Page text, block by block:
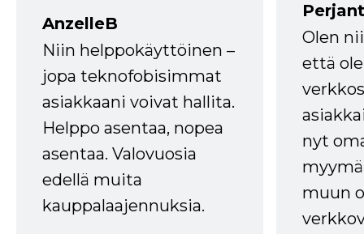
AnzelleB
Niin helppokäyttöinen –
jopa teknofobisimmat
asiakkaani voivat hallita.
Helppo asentaa, nopea
asentaa. Valovuosia
edellä muita
kauppalaajennuksia.
Olen
että
nyt
muun